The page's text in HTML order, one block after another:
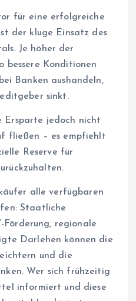
für eine erfolgreiche
der kluge Einsatz des
Je höher der
bessere Konditionen
Banken aushandeln,
sinkt.
Ersparte jedoch nicht
fließen – es empfiehlt
Reserve für
alle verfügbaren
Staatliche
Förderung, regionale
Darlehen können die
und die
Wer sich frühzeitig
informiert und diese